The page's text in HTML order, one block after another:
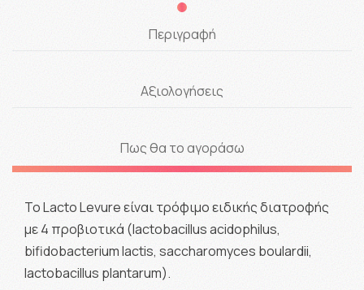
Περιγραφή
Αξιολογήσεις
Πως θα το αγοράσω
Το Lacto Levure είναι τρόφιμο ειδικής διατροφής
με 4 προβιοτικά (lactobacillus acidophilus,
bifidobacterium lactis, saccharomyces boulardii,
lactobacillus plantarum).